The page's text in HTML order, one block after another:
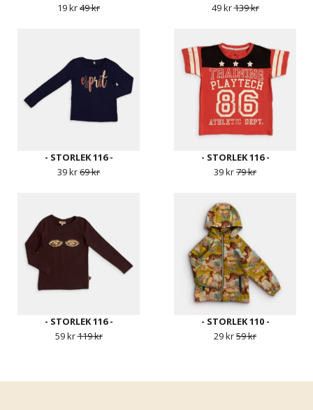
19 kr49 kr
49 kr139 kr
- STORLEK 116 -
39 kr69 kr
- STORLEK 116 -
39 kr79 kr
- STORLEK 116 -
59 kr119 kr
- STORLEK 110 -
29 kr59 kr